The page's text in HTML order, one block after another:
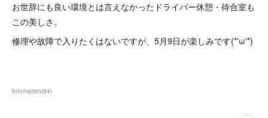
お世辞にも良い環境とは言えなかったドライバー休憩・待合室も
この美しさ。
修理や故障で入りたくはないですが、5月9日が楽しみです(*'ω'*)
Infomation(84)